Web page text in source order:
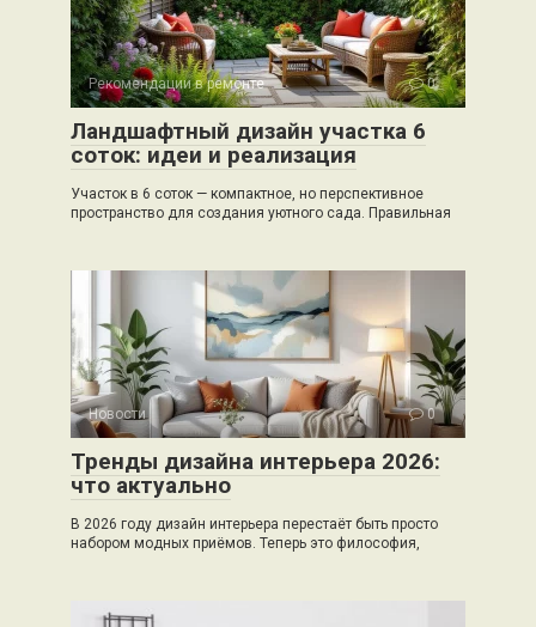
Рекомендации в ремонте 0
Ландшафтный дизайн участка 6
соток: идеи и реализация
Участок в 6 соток — компактное, но перспективное
пространство для создания уютного сада. Правильная
Новости 0
Тренды дизайна интерьера 2026:
что актуально
В 2026 году дизайн интерьера перестаёт быть просто
набором модных приёмов. Теперь это философия,